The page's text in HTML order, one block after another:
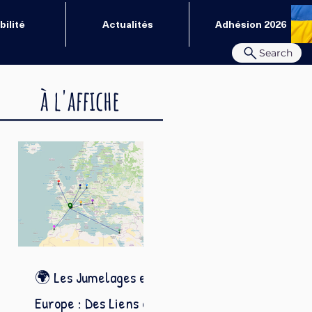
Search
Actualités Adhésion 2026
à l'affiche
🌍 Les Jumelages en
Europe : Des Liens qui